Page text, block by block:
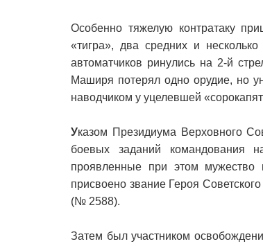
Особенно тяжелую контратаку
«тигра», два средних и
автоматчиков ринулись на 2-й
Маширя потерял одно орудие, но
наводчиком у уцелевшей
Указом Президиума Верховного
боевых заданий командования
проявленные при этом
присвоено звание Героя
(№ 2588).
Затем был участником